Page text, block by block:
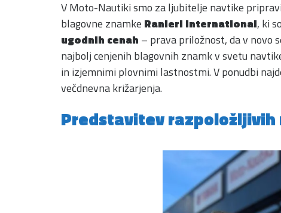
V Moto-Nautiki smo za ljubitelje navtike
blagovne znamke Ranieri International, ki so
ugodnih cenah – prava priložnost, da v novo
najbolj cenjenih blagovnih znamk v svetu
in izjemnimi plovnimi lastnostmi. V ponudbi
večdnevna križarjenja.
Predstavitev